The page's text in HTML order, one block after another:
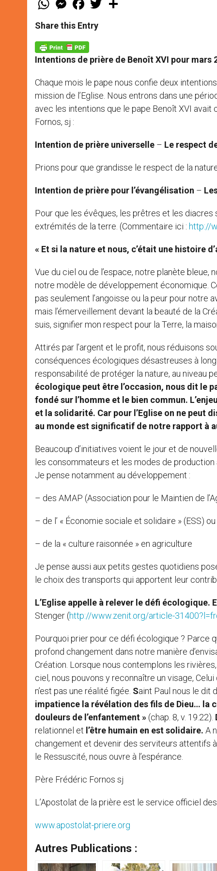
t
s
p
p
e
s
e
g
e
r
a
e
b
k
w
Share this Entry
Intentions de prière de Benoît XVI pour mars
Chaque mois le pape nous confie deux
mission de l’Eglise. Nous entrons dans une
avec les intentions que le pape Benoît XVI avait
Fornos, sj :
Intention de prière universelle – Le respect
Prions pour que grandisse le respect de la
Intention de prière pour l’évangélisation –
Pour que les évêques, les prêtres et les diacres
extrémités de la terre. (Commentaire ici : http://
« Et si la nature et nous, c’était une histoire
Vue du ciel ou de l’espace, notre planète bleue,
notre modèle de développement économique.
pas seulement l’angoisse ou la peur pour notre
mais l’émerveillement devant la beauté de la
suis, signifier mon respect pour la Terre, la
Attirés par l’argent et le profit, nous réduisons
conséquences écologiques désastreuses à
responsabilité de protéger la nature, au niveau
écologique peut être l’occasion, nous dit le
fondé sur l’homme et le bien commun.
et la solidarité. Car pour l’Eglise on ne peut
au monde est significatif de notre rapport à
Beaucoup d’initiatives voient le jour et de
les consommateurs et les modes de
Je pense notamment au développement :
– des AMAP (Association pour le Maintien de
– de l’ « Économie sociale et solidaire » (ESS)
– de la « culture raisonnée » en agriculture
Je pense aussi aux petits gestes quotidiens
le choix des transports qui apportent leur
L’Eglise appelle à relever le défi écologique.
Stenger (http://www.zenit.org/article-
Pourquoi prier pour ce défi écologique ? Parce
profond changement dans notre manière
Création. Lorsque nous contemplons les
ciel, nous pouvons y reconnaître un visage,
n’est pas une réalité figée. Saint Paul nous le dit
impatience la révélation des fils de Dieu… la
douleurs de l’enfantement » (chap. 8, v. 19.22).
relationnel et l’être humain en est solidaire. A
changement et devenir des serviteurs attentifs
le Ressuscité, nous ouvre à l’espérance.
Père Frédéric Fornos sj
L’Apostolat de la prière est le service officiel
www.apostolat-priere.org
Autres Publications :